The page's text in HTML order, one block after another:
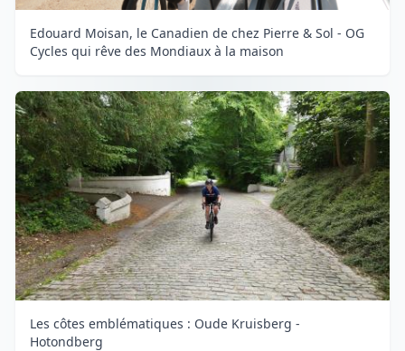
Edouard Moisan, le Canadien de chez Pierre & Sol - OG
Cycles qui rêve des Mondiaux à la maison
Les côtes emblématiques : Oude Kruisberg -
Hotondberg